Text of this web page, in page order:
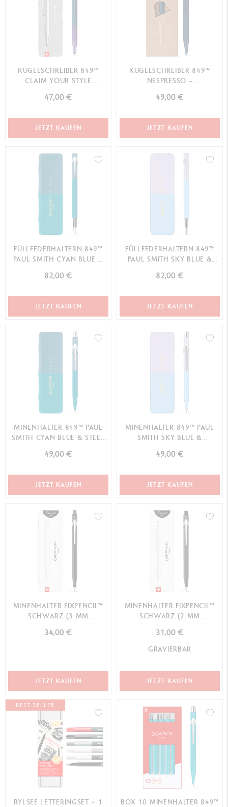
KUGELSCHREIBER 849™
CLAIM YOUR STYLE
SONDEREDITION
47,00 €
JETZT KAUFEN
KUGELSCHREIBER 849™
NESPRESSO –
49,00 €
JETZT KAUFEN
FÜLLFEDERHALTERN 849™
PAUL SMITH CYAN BLUE &
EDITION
82,00 €
JETZT KAUFEN
FÜLLFEDERHALTERN 849™
PAUL SMITH SKY BLUE &
LIMITIERTE EDITION
82,00 €
JETZT KAUFEN
MINENHALTER 849™ PAUL
SMITH CYAN BLUE & STEEL
49,00 €
JETZT KAUFEN
MINENHALTER 849™ PAUL
SMITH SKY BLUE &
LIMITIERTE EDITION
49,00 €
JETZT KAUFEN
MINENHALTER FIXPENCIL™
SCHWARZ (3 MM
34,00 €
JETZT KAUFEN
MINENHALTER FIXPENCIL™
SCHWARZ (2 MM
31,00 €
GRAVIERBAR
JETZT KAUFEN
BEST-SELLER
RYLSEE LETTERINGSET + 1
BOX 10 MINENHALTER 849™